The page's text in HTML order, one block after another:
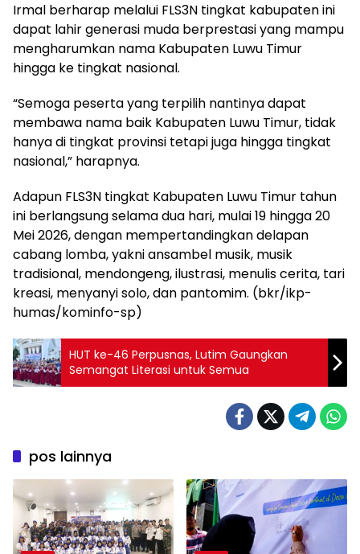
Irmal berharap melalui FLS3N tingkat kabupaten ini
dapat lahir generasi muda berprestasi yang mampu
mengharumkan nama Kabupaten Luwu Timur
hingga ke tingkat nasional.
“Semoga peserta yang terpilih nantinya dapat
membawa nama baik Kabupaten Luwu Timur, tidak
hanya di tingkat provinsi tetapi juga hingga tingkat
nasional,” harapnya.
Adapun FLS3N tingkat Kabupaten Luwu Timur tahun
ini berlangsung selama dua hari, mulai 19 hingga 20
Mei 2026, dengan mempertandingkan delapan
cabang lomba, yakni ansambel musik, musik
tradisional, mendongeng, ilustrasi, menulis cerita, tari
kreasi, menyanyi solo, dan pantomim. (bkr/ikp-
humas/kominfo-sp)
HUT ke-46 Perpusnas, Lutim Gaungkan
Semangat Literasi untuk Semua
pos lainnya